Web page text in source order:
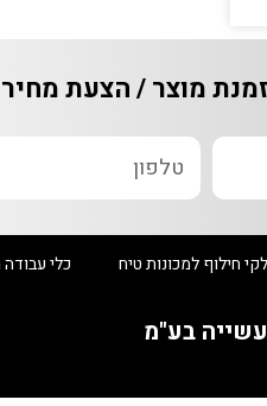
מוצר / הצעת מחיר /
למכונות טיח כלי עבודה
בע"מ